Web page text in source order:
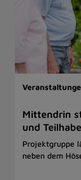
Mittendrin
und
Projektgruppe
neben dem